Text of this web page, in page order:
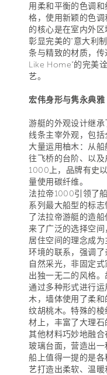
用柔和平衡的色调
格，使用新颖的色
的核心是在室内外区
彰显完美的“意大利
条与精致的材质，
Like Home”的完美
艺。
宏伟身形与隽永典雅
游艇的外观设计继
线条主宰外观，包括
大量运用柚木：从
往飞桥的台阶、以
1000上，品牌有史
量使用碳纤维。
法拉帝1000引领了
系列最大船型的标
了法拉帝游艇的造
来了广泛的选择空间
居住空间的理念成
环境的联系，强调
自然采光，非固定
出独一无二的风格
通过多种形式进行
木，墙体使用了柔
纹胡桃木。特殊的
材上，丰富了大理
其他材料巧妙地融
玻璃台面，营造出一
船上值得一提的是
艺打造出柔软、温